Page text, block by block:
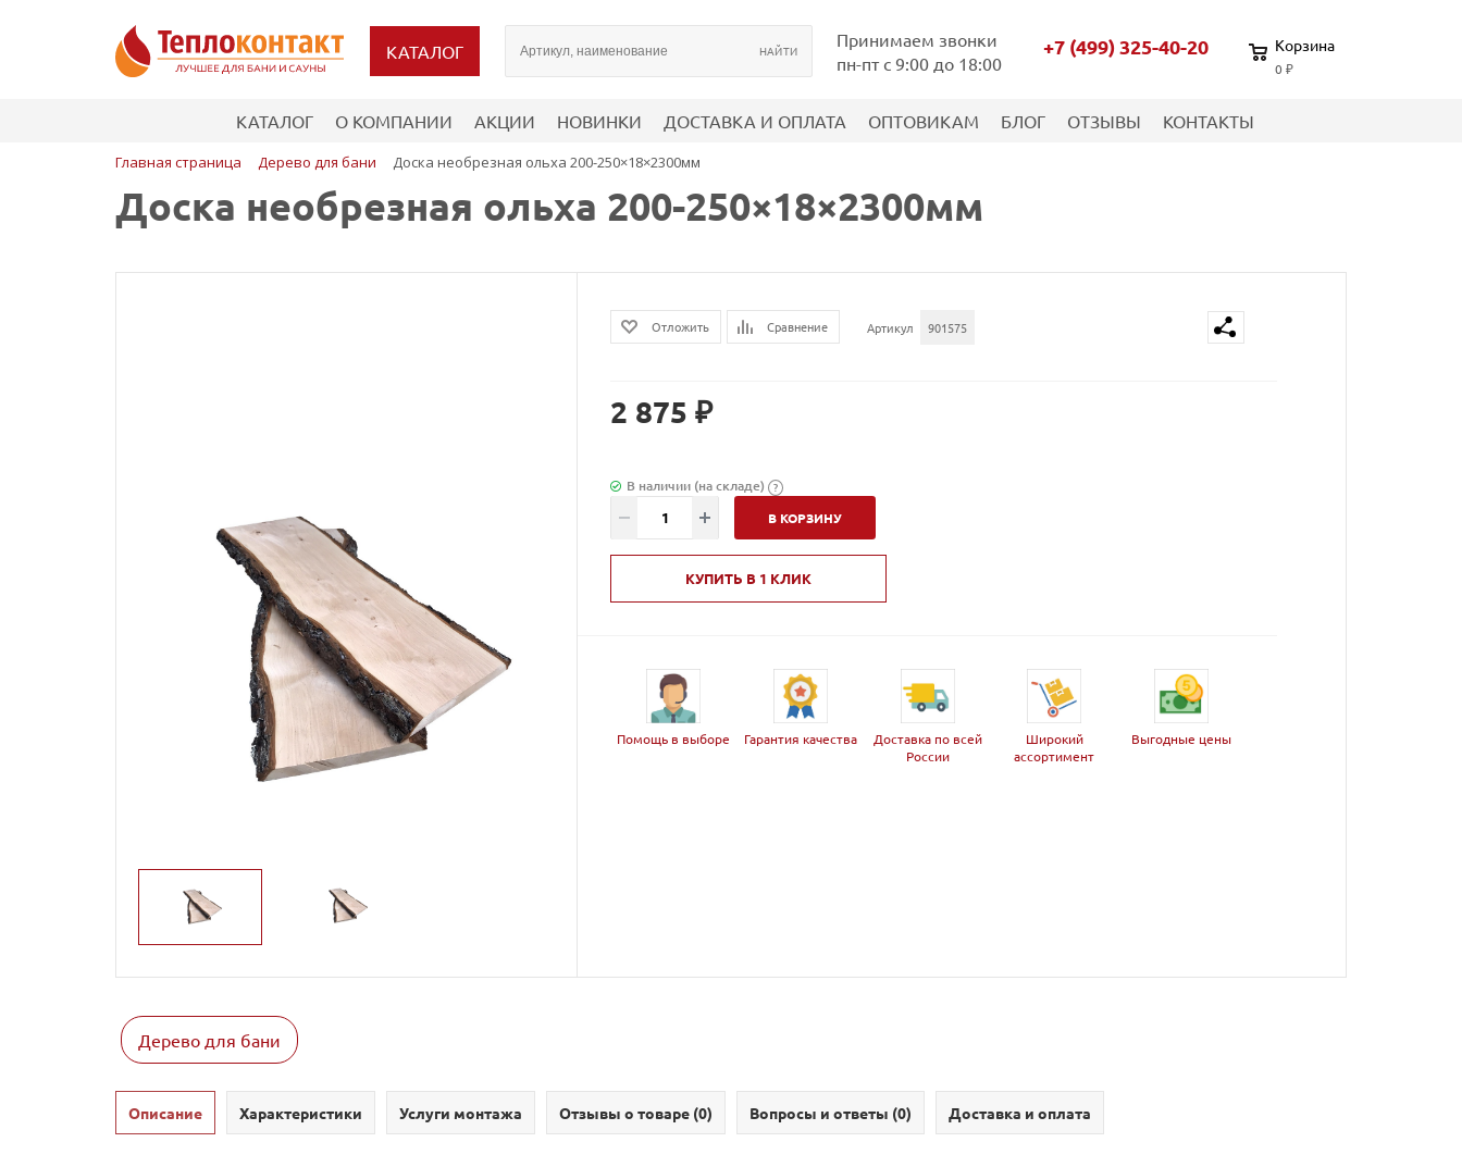
КАТАЛОГ
Принимаем звонки
пн-пт с 9:00 до 18:00
+7 (499) 325-40-20 Корзина
0 ₽
КАТАЛОГ О КОМПАНИИ АКЦИИ НОВИНКИ ДОСТАВКА И ОПЛАТА ОПТОВИКАМ БЛОГ ОТЗЫВЫ КОНТАКТЫ
Главная страница Дерево для бани Доска необрезная ольха 200-250×18×2300мм
Доска необрезная ольха 200-250×18×2300мм
Отложить Сравнение Артикул 901575
2 875 ₽
В наличии (на складе) ?
В КОРЗИНУ
КУПИТЬ В 1 КЛИК
Помощь в выборе Гарантия качества
Доставка по всей
России
Широкий
ассортимент
Выгодные цены
Дерево для бани
Описание Характеристики Услуги монтажа Отзывы о товаре (0) Вопросы и ответы (0) Доставка и оплата